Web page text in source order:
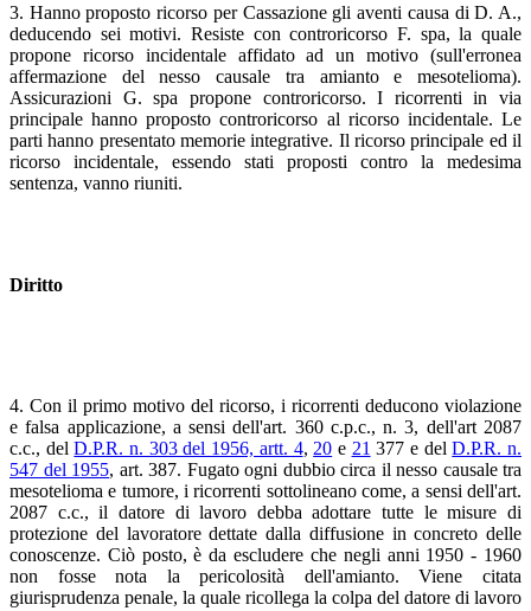
3. Hanno proposto ricorso per Cassazione gli aventi causa di D. A.,
deducendo sei motivi. Resiste con controricorso F. spa, la quale
propone ricorso incidentale affidato ad un motivo (sull'erronea
affermazione del nesso causale tra amianto e mesotelioma).
Assicurazioni G. spa propone controricorso. I ricorrenti in via
principale hanno proposto controricorso al ricorso incidentale. Le
parti hanno presentato memorie integrative. Il ricorso principale ed il
ricorso incidentale, essendo stati proposti contro la medesima
sentenza, vanno riuniti.
Diritto
4. Con il primo motivo del ricorso, i ricorrenti deducono violazione
e falsa applicazione, a sensi dell'art. 360 c.p.c., n. 3, dell'art 2087
c.c., delD.P.R. n. 303 del 1956, artt. 4, 20 e 21 377 e delD.P.R. n.
547 del 1955, art. 387. Fugato ogni dubbio circa il nesso causale tra
mesotelioma e tumore, i ricorrenti sottolineano come, a sensi dell'art.
2087 c.c., il datore di lavoro debba adottare tutte le misure di
protezione del lavoratore dettate dalla diffusione in concreto delle
conoscenze. Ciò posto, è da escludere che negli anni 1950 - 1960
non fosse nota la pericolosità dell'amianto. Viene citata
giurisprudenza penale, la quale ricollega la colpa del datore di lavoro